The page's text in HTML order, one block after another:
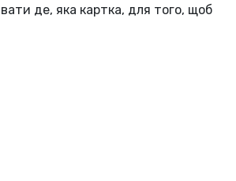
де, яка картка, для того, щоб